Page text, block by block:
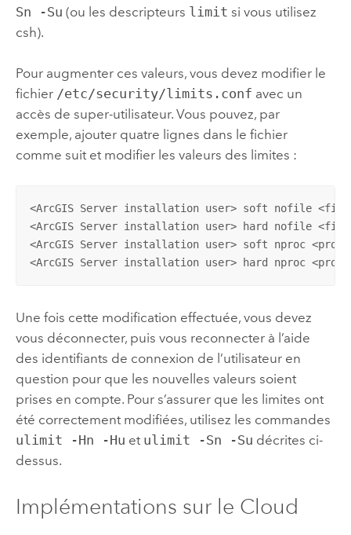
Sn -Su (ou les descripteurs limit si vous utilisez
csh).
Pour augmenter ces valeurs, vous devez modifier le
fichier /etc/security/limits.conf avec un
accès de super-utilisateur. Vous pouvez, par
exemple, ajouter quatre lignes dans le fichier
comme suit et modifier les valeurs des limites :
<ArcGIS Server installation user> soft nofile
<ArcGIS Server installation user> hard nofile
<ArcGIS Server installation user> soft nproc
<ArcGIS Server installation user> hard nproc
Une fois cette modification effectuée, vous devez
vous déconnecter, puis vous reconnecter à l’aide
des identifiants de connexion de l’utilisateur en
question pour que les nouvelles valeurs soient
prises en compte. Pour s’assurer que les limites ont
été correctement modifiées, utilisez les commandes
ulimit -Hn -Hu et ulimit -Sn -Su décrites ci-
dessus.
Implémentations sur le Cloud